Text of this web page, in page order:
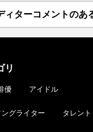
ィターコメントのあ
リ
優 アイドル
グライター タレント